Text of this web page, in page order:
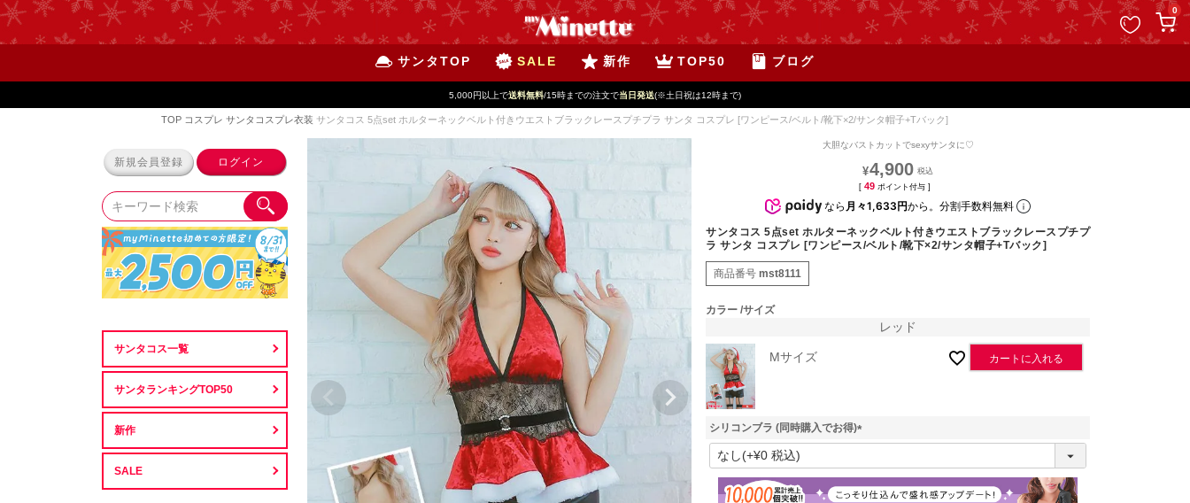
0
サンタTOP SALE 新作 TOP50 ブログ
5,000円以上で送料無料/15時までの注文で当日発送(※土日祝は12時まで)
TOP コスプレ サンタコスプレ衣装 サンタコス 5点set ホルターネックベルト付きウエストブラックレースプチプラ サンタ コスプレ [ワンピース/ベルト/靴下×2/サンタ帽子+Tバック]
新規会員登録 ログイン
サンタコス一覧
サンタランキングTOP50
新作
SALE
大胆なバストカットでsexyサンタに♡
¥4,900
[ 49 ポイント付与 ]
なら 月々1,633円から。分割手数料無料
サンタコス 5点set ホルターネックベルト付きウエストブラックレースプチプ
ラ サンタ コスプレ [ワンピース/ベルト/靴下×2/サンタ帽子+Tバック]
商品番号 mst8111
カラー サイズ
レッド
Mサイズ カートに入れる
シリコンブラ (同時購入でお得)
(
須
)
ペー
ジト
ップ